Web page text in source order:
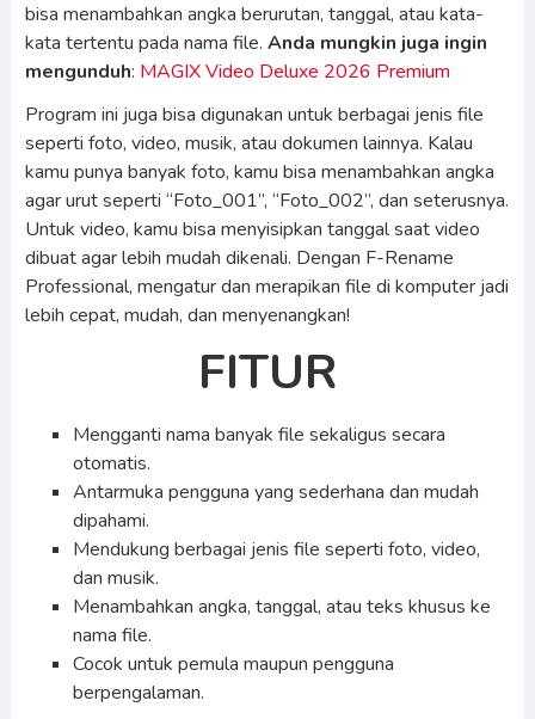
bisa menambahkan angka berurutan, tanggal, atau kata-
kata tertentu pada nama file. Anda mungkin juga ingin
mengunduh: MAGIX Video Deluxe 2026 Premium
Program ini juga bisa digunakan untuk berbagai jenis file
seperti foto, video, musik, atau dokumen lainnya. Kalau
kamu punya banyak foto, kamu bisa menambahkan angka
agar urut seperti “Foto_001”, “Foto_002”, dan seterusnya.
Untuk video, kamu bisa menyisipkan tanggal saat video
dibuat agar lebih mudah dikenali. Dengan F-Rename
Professional, mengatur dan merapikan file di komputer jadi
lebih cepat, mudah, dan menyenangkan!
FITUR
Mengganti nama banyak file sekaligus secara
otomatis.
Antarmuka pengguna yang sederhana dan mudah
dipahami.
Mendukung berbagai jenis file seperti foto, video,
dan musik.
Menambahkan angka, tanggal, atau teks khusus ke
nama file.
Cocok untuk pemula maupun pengguna
berpengalaman.